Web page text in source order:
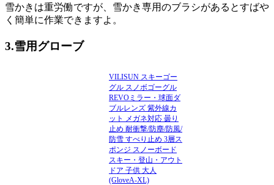
雪かきは重労働ですが、雪かき専用のブラシがあるとすばや
く簡単に作業できますよ。
3.雪用グローブ
VILISUN スキーゴー
グル スノボゴーグル
REVOミラー・球面ダ
ブルレンズ 紫外線カ
ット メガネ対応 曇り
止め 耐衝撃/防塵/防風/
防雪 すべり止め 3層ス
ポンジ スノーボード
スキー・登山・アウト
ドア 子供 大人
(GloveA-XL)